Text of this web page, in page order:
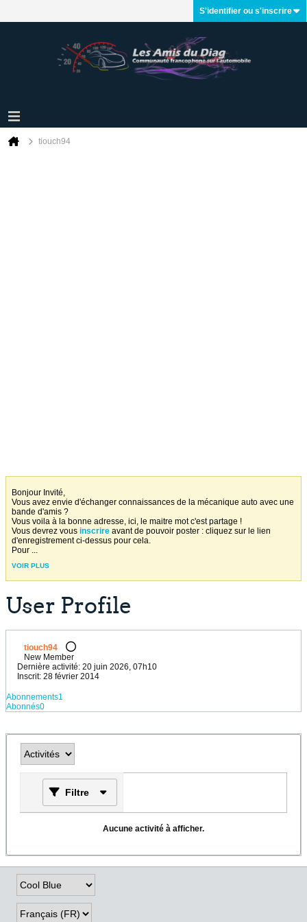
S'identifier ou s'inscrire
tiouch94
Bonjour Invité,
Vous avez envie d'échanger connaissances de la mécanique auto avec une
bande d'amis ?
Vous voila à la bonne adresse, ici, le maitre mot c'est partage !
Vous devrez vous inscrire avant de pouvoir poster : cliquez sur le lien
d'enregistrement ci-dessus pour cela.
Pour ...
VOIR PLUS
User Profile
tiouch94
New Member
Dernière activité: 20 juin 2026, 07h10
Inscrit: 28 février 2014
Abonnements1
Abonnés0
Filtre
Aucune activité à afficher.